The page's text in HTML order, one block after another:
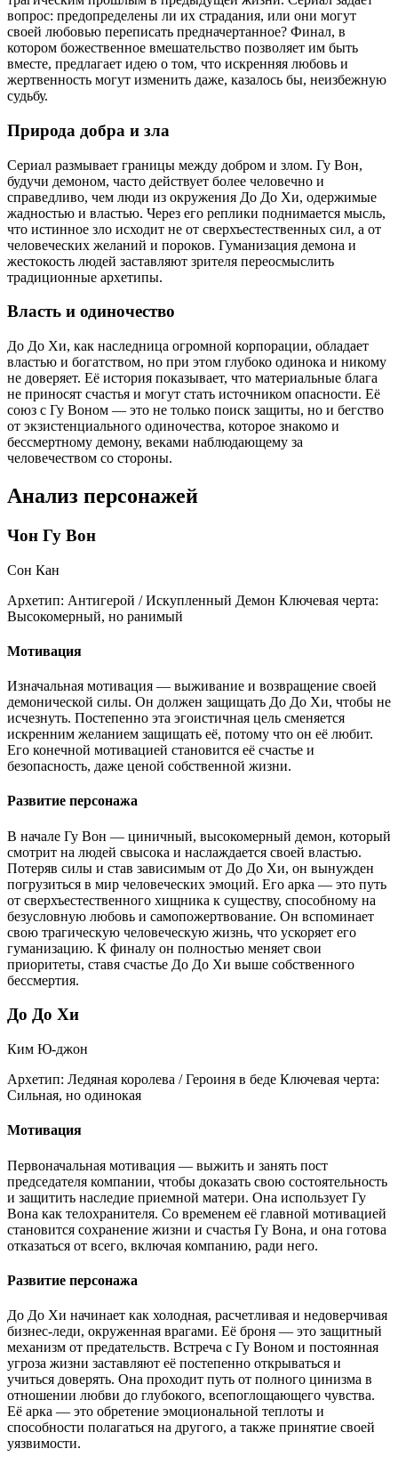
вопрос: предопределены ли их страдания, или они могут
своей любовью переписать предначертанное? Финал, в
котором божественное вмешательство позволяет им быть
вместе, предлагает идею о том, что искренняя любовь и
жертвенность могут изменить даже, казалось бы, неизбежную
судьбу.
Природа добра и зла
Сериал размывает границы между добром и злом. Гу Вон,
будучи демоном, часто действует более человечно и
справедливо, чем люди из окружения До До Хи, одержимые
жадностью и властью. Через его реплики поднимается мысль,
что истинное зло исходит не от сверхъестественных сил, а от
человеческих желаний и пороков. Гуманизация демона и
жестокость людей заставляют зрителя переосмыслить
традиционные архетипы.
Власть и одиночество
До До Хи, как наследница огромной корпорации, обладает
властью и богатством, но при этом глубоко одинока и никому
не доверяет. Её история показывает, что материальные блага
не приносят счастья и могут стать источником опасности. Её
союз с Гу Воном — это не только поиск защиты, но и бегство
от экзистенциального одиночества, которое знакомо и
бессмертному демону, веками наблюдающему за
человечеством со стороны.
Анализ персонажей
Чон Гу Вон
Сон Кан
Архетип: Антигерой / Искупленный Демон Ключевая черта:
Высокомерный, но ранимый
Мотивация
Изначальная мотивация — выживание и возвращение своей
демонической силы. Он должен защищать До До Хи, чтобы не
исчезнуть. Постепенно эта эгоистичная цель сменяется
искренним желанием защищать её, потому что он её любит.
Его конечной мотивацией становится её счастье и
безопасность, даже ценой собственной жизни.
Развитие персонажа
В начале Гу Вон — циничный, высокомерный демон, который
смотрит на людей свысока и наслаждается своей властью.
Потеряв силы и став зависимым от До До Хи, он вынужден
погрузиться в мир человеческих эмоций. Его арка — это путь
от сверхъестественного хищника к существу, способному на
безусловную любовь и самопожертвование. Он вспоминает
свою трагическую человеческую жизнь, что ускоряет его
гуманизацию. К финалу он полностью меняет свои
приоритеты, ставя счастье До До Хи выше собственного
бессмертия.
До До Хи
Ким Ю-джон
Архетип: Ледяная королева / Героиня в беде Ключевая черта:
Сильная, но одинокая
Мотивация
Первоначальная мотивация — выжить и занять пост
председателя компании, чтобы доказать свою состоятельность
и защитить наследие приемной матери. Она использует Гу
Вона как телохранителя. Со временем её главной мотивацией
становится сохранение жизни и счастья Гу Вона, и она готова
отказаться от всего, включая компанию, ради него.
Развитие персонажа
До До Хи начинает как холодная, расчетливая и недоверчивая
бизнес-леди, окруженная врагами. Её броня — это защитный
механизм от предательств. Встреча с Гу Воном и постоянная
угроза жизни заставляют её постепенно открываться и
учиться доверять. Она проходит путь от полного цинизма в
отношении любви до глубокого, всепоглощающего чувства.
Её арка — это обретение эмоциональной теплоты и
способности полагаться на другого, а также принятие своей
уязвимости.